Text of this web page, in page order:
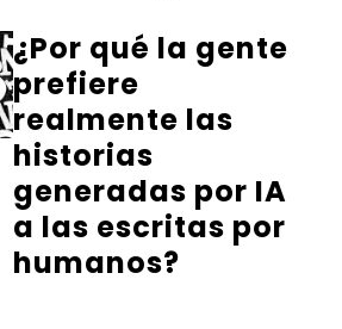
¿Por qué la gente
prefiere
realmente las
historias
generadas por IA
a las escritas por
humanos?